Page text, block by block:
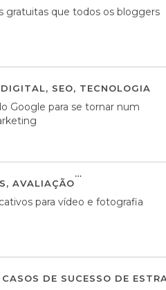
gratuitas que todos os bloggers
, SEO, TECNOLOGIA
Google para se tornar num
, AVALIAÇÃO
para vídeo e fotografia
CASOS DE SUCESSO DE